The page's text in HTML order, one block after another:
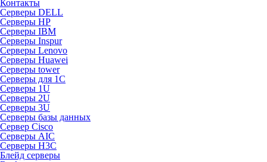
Контакты
Серверы DELL
Серверы HP
Серверы IBM
Серверы Inspur
Серверы Lenovo
Серверы Huawei
Серверы tower
Серверы для 1C
Серверы 1U
Серверы 2U
Серверы 3U
Серверы базы данных
Сервер Cisco
Серверы AIC
Серверы H3C
Блейд серверы